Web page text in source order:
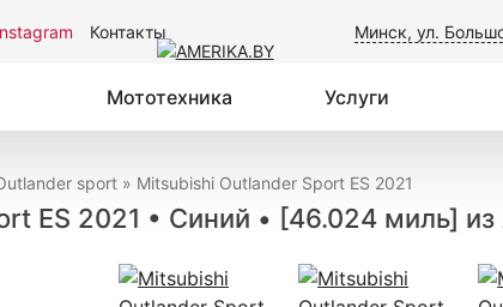
Контакты Минск, ул.
Мототехника Услуги
sport » Mitsubishi Outlander Sport ES 2021
ES 2021 • Синий • [46.024 миль]